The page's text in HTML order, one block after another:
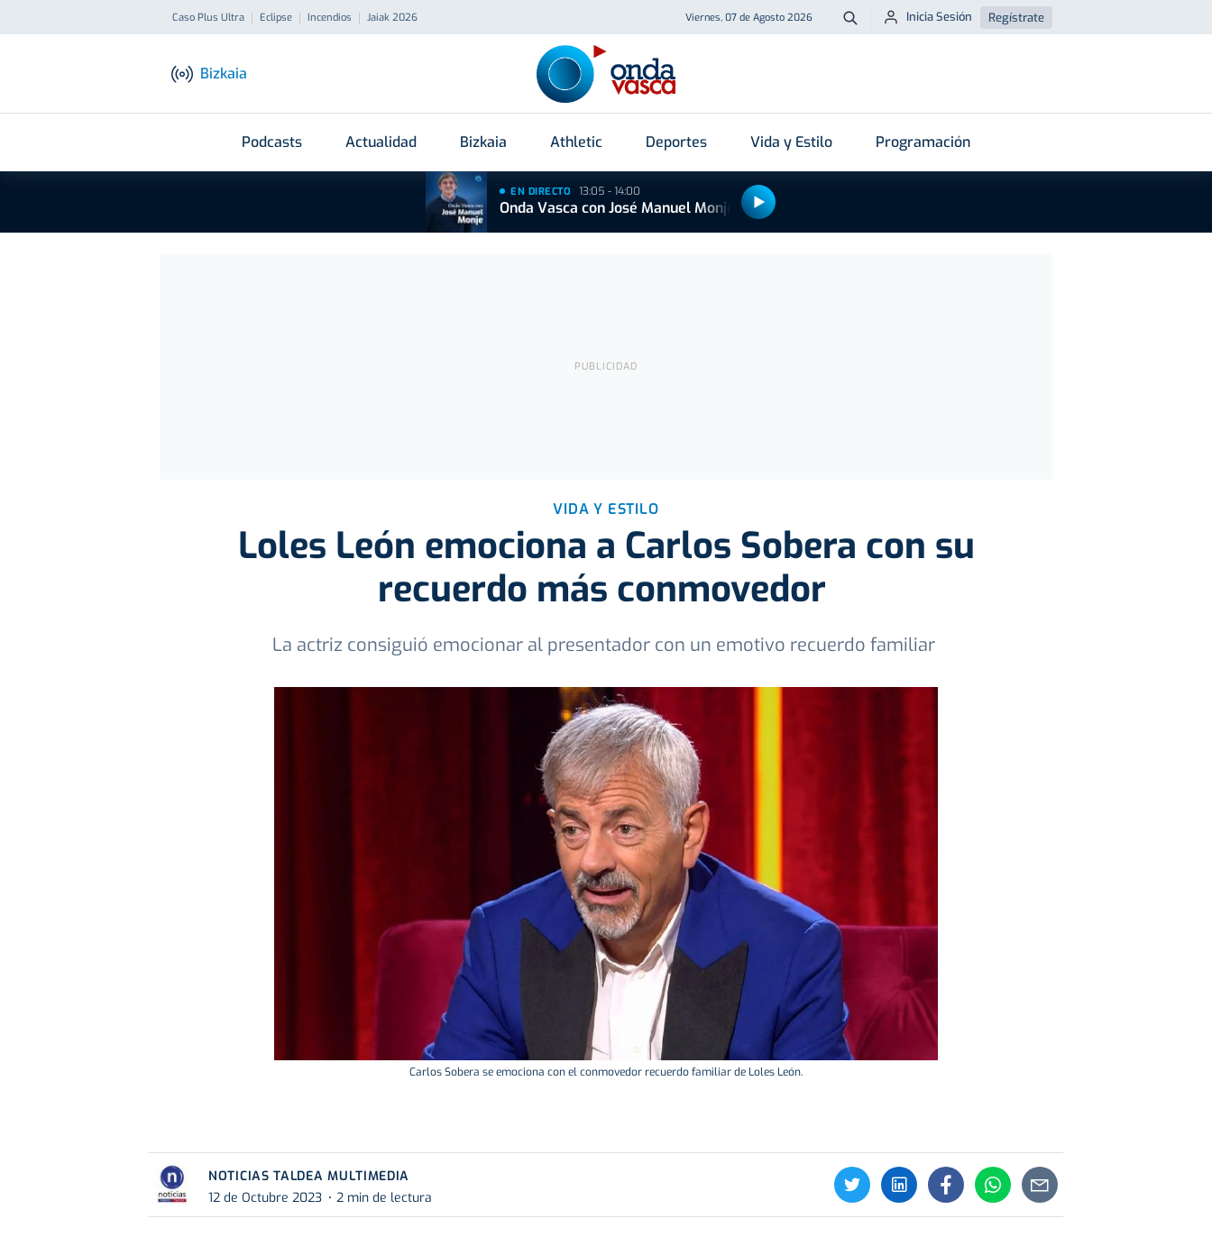
Caso Plus Ultra Eclipse Incendios Jaiak 2026 Viernes, 07 de Agosto 2026 Buscar
Inicia Sesión Regístrate
Bizkaia
Podcasts Actualidad Bizkaia Athletic Deportes Vida y Estilo Programación
EN DIRECTO 13:05 - 14:00
Onda Vasca con José Manuel Monje
VIDA Y ESTILO
Loles León emociona a Carlos Sobera con su
recuerdo más conmovedor
La actriz consiguió emocionar al presentador con un emotivo recuerdo familiar
Carlos Sobera se emociona con el conmovedor recuerdo familiar de Loles León.
NOTICIAS TALDEA MULTIMEDIA
12 de Octubre 2023
2 min de lectura